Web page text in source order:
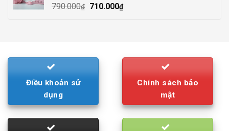
790.000₫
Original
710.000₫Current
Điều khoản sử
dụng
Chính sách bảo
mật